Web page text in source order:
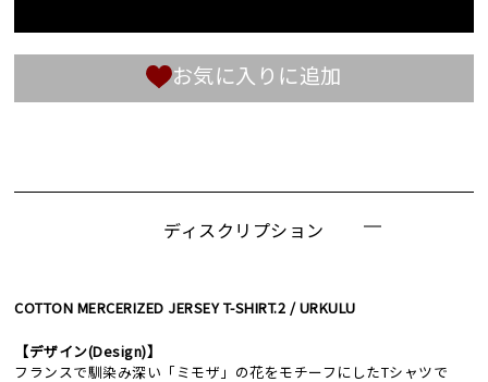
お気に入りに追加
ディスクリプション
COTTON MERCERIZED JERSEY T-SHIRT.2 / URKULU
【デザイン(Design)】
フランスで馴染み深い「ミモザ」の花をモチーフにしたTシャツで